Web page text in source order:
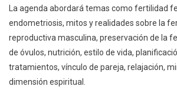
La agenda abordará temas como fertilidad
endometriosis, mitos y realidades sobre la
reproductiva masculina, preservación de la
de óvulos, nutrición, estilo de vida,
tratamientos, vínculo de pareja, relajación,
dimensión espiritual.